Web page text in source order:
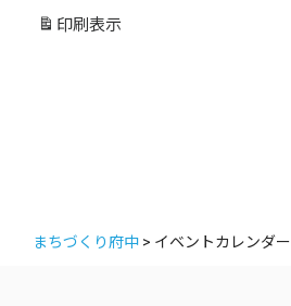
リ
印刷 表示
まちづくり府中 > イベントカレンダー